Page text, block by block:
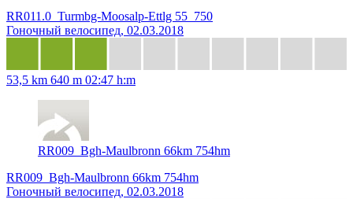
RR011.0_Turmbg-Moosalp-Ettlg 55_750
Гоночный велосипед, 02.03.2018
53,5 km 640 m 02:47 h:m
RR009_Bgh-Maulbronn 66km 754hm
RR009_Bgh-Maulbronn 66km 754hm
Гоночный велосипед, 02.03.2018